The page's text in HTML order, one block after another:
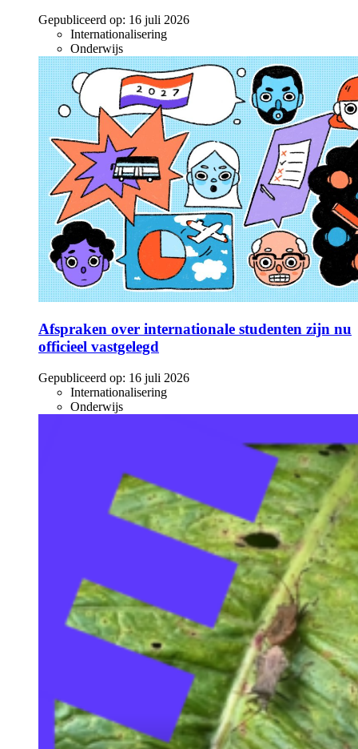
Gepubliceerd op: 16 juli 2026
Internationalisering
Onderwijs
Afspraken over internationale studenten zijn nu
officieel vastgelegd
Gepubliceerd op: 16 juli 2026
Internationalisering
Onderwijs